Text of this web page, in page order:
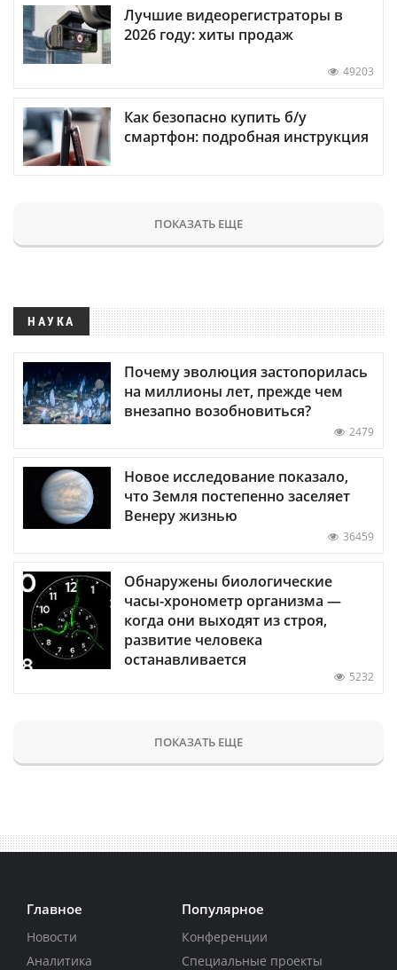
Лучшие видеорегистраторы в
2026 году: хиты продаж
49203
Как безопасно купить б/у
смартфон: подробная инструкция
ПОКАЗАТЬ ЕЩЕ
НАУКА
Почему эволюция застопорилась
на миллионы лет, прежде чем
внезапно возобновиться?
2479
Новое исследование показало,
что Земля постепенно заселяет
Венеру жизнью
36459
Обнаружены биологические
часы-хронометр организма —
когда они выходят из строя,
развитие человека
останавливается
5232
ПОКАЗАТЬ ЕЩЕ
Главное
Новости
Аналитика
Популярное
Конференции
Специальные проекты